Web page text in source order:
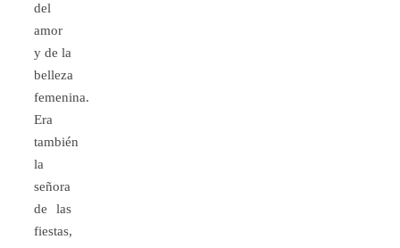
del
amor
y de la
belleza
femenina.
Era
también
la
señora
de las
fiestas,